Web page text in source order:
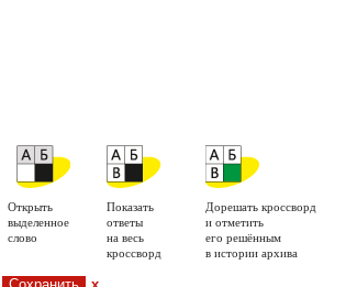
Открыть
выделенное
слово
Показать
ответы
на весь
кроссворд
Дорешать кроссворд
и отметить
его решённым
в истории архива